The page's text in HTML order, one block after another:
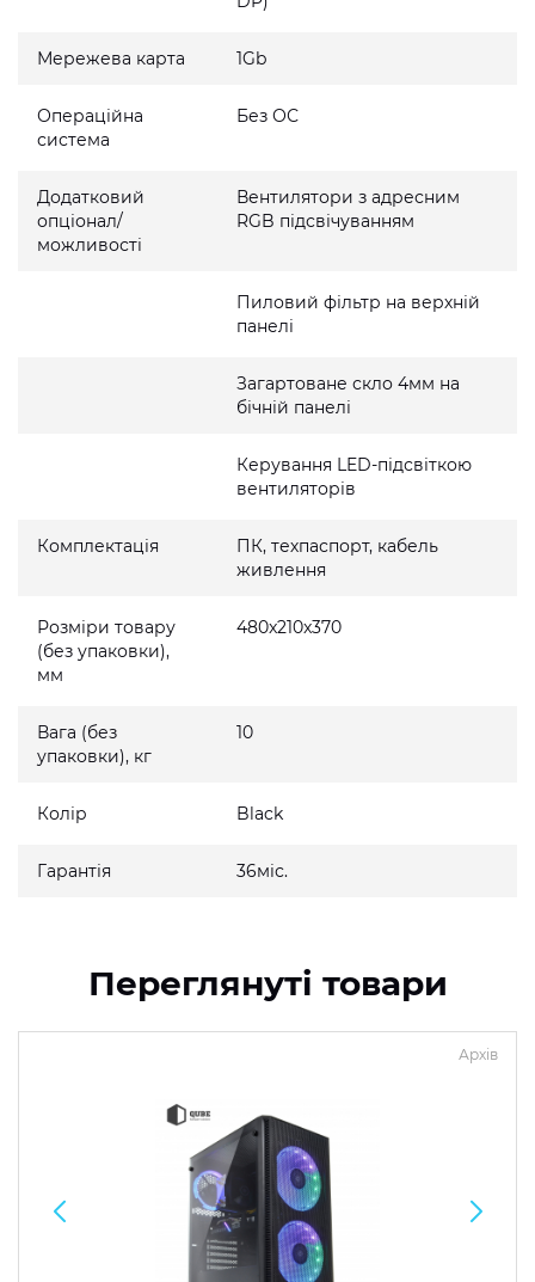
Мережева карта 1Gb
Операційна
система
Без ОС
Додатковий
опціонал/
можливості
Вентилятори з адресним
RGB підсвічуванням
Пиловий фільтр на верхній
панелі
Загартоване скло 4мм на
бічній панелі
Керування LED-підсвіткою
вентиляторів
Комплектація
ПК, техпаспорт, кабель
живлення
Розміри товару
(без упаковки),
мм
480x210x370
Вага (без
упаковки), кг
10
Колір Black
Гарантія 36міс.
Переглянуті товари
Архів